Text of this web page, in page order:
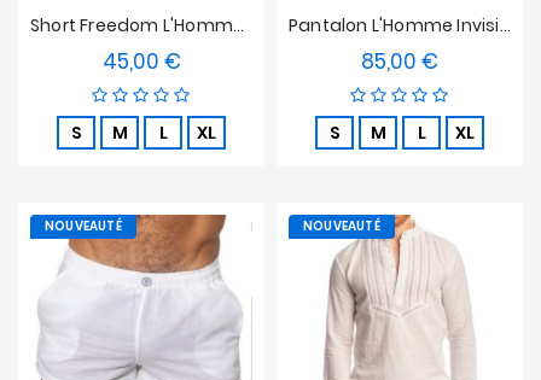
Short Freedom L'Homme Invisible - Nieuport
45,00 €Prix
S M L XL
Pantalon L'Homme Invisible - Mykonos
85,00 €
S M L XL
NOUVEAUTÉ NOUVEAUTÉ